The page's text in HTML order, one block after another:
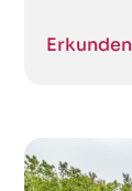
Erkunden